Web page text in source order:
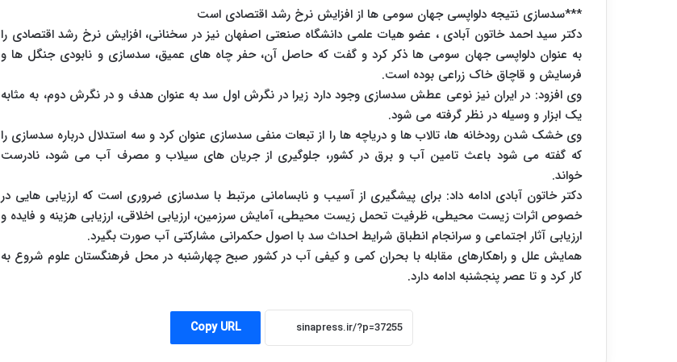
***سدسازی نتیجه دلواپسی جهان سومی ها از افزایش نرخ رشد اقتصادی است
دکتر سید احمد خاتون آبادی ، عضو هیات علمی دانشگاه صنعتی اصفهان نیز در سخنانی، افزایش نرخ رشد اقتصادی را
به عنوان دلواپسی جهان سومی ها ذکر کرد و گفت که حاصل آن، حفر چاه های عمیق، سدسازی و نابودی جنگل ها و
فرسایش و قاچاق خاک زراعی بوده است.
وی افزود: در ایران نیز نوعی عطش سدسازی وجود دارد زیرا در نگرش اول سد به عنوان هدف و در نگرش دوم، به مثابه
یک ابزار و وسیله در نظر گرفته می شود.
وی خشک شدن رودخانه ها، تالاب ها و دریاچه ها را از تبعات منفی سدسازی عنوان کرد و سه استدلال درباره سدسازی را
که گفته می شود باعث تامین آب و برق در کشور، جلوگیری از جریان های سیلاب و مصرف آب می شود، نادرست
خواند.
دکتر خاتون آبادی ادامه داد: برای پیشگیری از آسیب و نابسامانی مرتبط با سدسازی ضروری است که ارزیابی هایی در
خصوص اثرات زیست محیطی، ظرفیت تحمل زیست محیطی، آمایش سرزمین، ارزیابی اخلاقی، ارزیابی هزینه و فایده و
ارزیابی آثار اجتماعی و سرانجام انطباق شرایط احداث سد با اصول حکمرانی مشارکتی آب صورت بگیرد.
همایش علل و راهکارهای مقابله با بحران کمی و کیفی آب در کشور صبح چهارشنبه در محل فرهنگستان علوم شروع به
کار کرد و تا عصر پنجشنبه ادامه دارد.
Copy URL